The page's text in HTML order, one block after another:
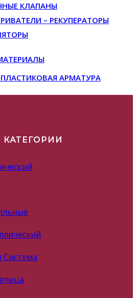
КЛАПАНЫ
– РЕКУПЕРАТОРЫ
АРМАТУРА
Система